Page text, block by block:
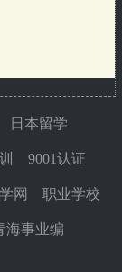
日本留学
9001认证
网 职业学校
海事业编